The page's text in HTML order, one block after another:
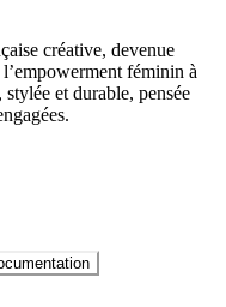
créative, devenue
féminin à
et durable, pensée